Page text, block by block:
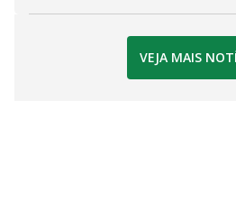
VEJA MAIS